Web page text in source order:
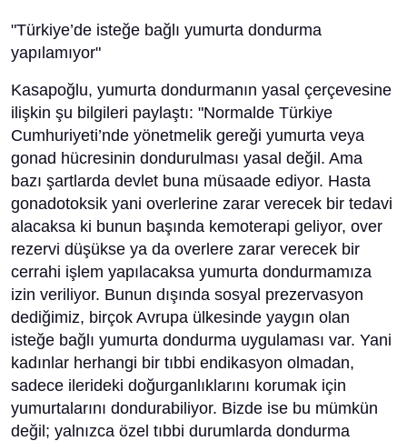
"Türkiye’de isteğe bağlı yumurta dondurma
yapılamıyor"
Kasapoğlu, yumurta dondurmanın yasal çerçevesine
ilişkin şu bilgileri paylaştı: "Normalde Türkiye
Cumhuriyeti’nde yönetmelik gereği yumurta veya
gonad hücresinin dondurulması yasal değil. Ama
bazı şartlarda devlet buna müsaade ediyor. Hasta
gonadotoksik yani overlerine zarar verecek bir tedavi
alacaksa ki bunun başında kemoterapi geliyor, over
rezervi düşükse ya da overlere zarar verecek bir
cerrahi işlem yapılacaksa yumurta dondurmamıza
izin veriliyor. Bunun dışında sosyal prezervasyon
dediğimiz, birçok Avrupa ülkesinde yaygın olan
isteğe bağlı yumurta dondurma uygulaması var. Yani
kadınlar herhangi bir tıbbi endikasyon olmadan,
sadece ilerideki doğurganlıklarını korumak için
yumurtalarını dondurabiliyor. Bizde ise bu mümkün
değil; yalnızca özel tıbbi durumlarda dondurma